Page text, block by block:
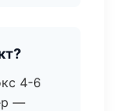
4-6
—